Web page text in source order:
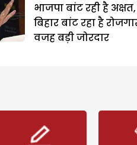
भाजपा बांट रही है अक्षत,
बिहार बांट रहा है
वजह बड़ी जोरदार